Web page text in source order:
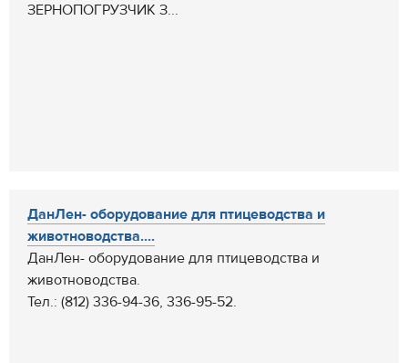
ЗЕРНОПОГРУЗЧИК З...
ДанЛен- оборудование для птицеводства и
животноводства....
ДанЛен- оборудование для птицеводства и
животноводства.
Тел.: (812) 336-94-36, 336-95-52.